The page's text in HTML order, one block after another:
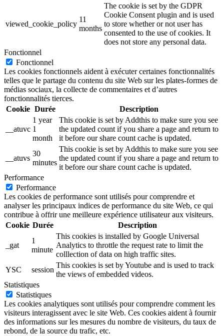
viewed_cookie_policy
11
months
The cookie is set by the GDPR
Cookie Consent plugin and is used
to store whether or not user has
consented to the use of cookies. It
does not store any personal data.
Fonctionnel
Fonctionnel
Les cookies fonctionnels aident à exécuter certaines fonctionnalités
telles que le partage du contenu du site Web sur les plates-formes de
médias sociaux, la collecte de commentaires et d’autres
fonctionnalités tierces.
Cookie Durée Description
__atuvc
1 year
1
month
This cookie is set by Addthis to make sure you see
the updated count if you share a page and return to
it before our share count cache is updated.
__atuvs
30
minutes
This cookie is set by Addthis to make sure you see
the updated count if you share a page and return to
it before our share count cache is updated.
Performance
Performance
Les cookies de performance sont utilisés pour comprendre et
analyser les principaux indices de performance du site Web, ce qui
contribue à offrir une meilleure expérience utilisateur aux visiteurs.
Cookie Durée Description
_gat
1
minute
This cookies is installed by Google Universal
Analytics to throttle the request rate to limit the
colllection of data on high traffic sites.
YSC
session
This cookies is set by Youtube and is used to track
the views of embedded videos.
Statistiques
Statistiques
Les cookies analytiques sont utilisés pour comprendre comment les
visiteurs interagissent avec le site Web. Ces cookies aident à fournir
des informations sur les mesures du nombre de visiteurs, du taux de
rebond, de la source du trafic, etc.